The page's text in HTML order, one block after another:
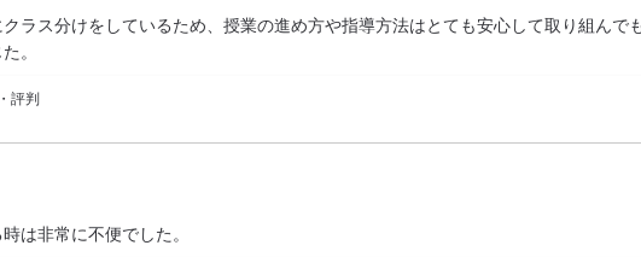
ラス分けをしているため、授業の進め方や指導方法はとても安心して取り組ん
。
評判
は非常に不便でした。